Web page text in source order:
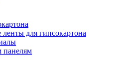
для гипсокартона
панелям